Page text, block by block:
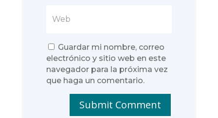
Guardar mi nombre, correo
electrónico y sitio web en este
navegador para la próxima vez
que haga un comentario.
Submit Comment